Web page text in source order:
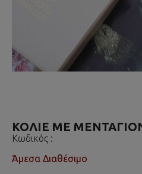
ΚΟΛΙΕ ΜΕ
Κωδικός :
Άμεσα Διαθέσιμο